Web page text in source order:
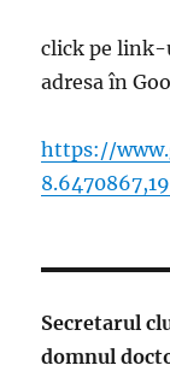
click pe link-
adresa în
https://
Secretarul
domnul